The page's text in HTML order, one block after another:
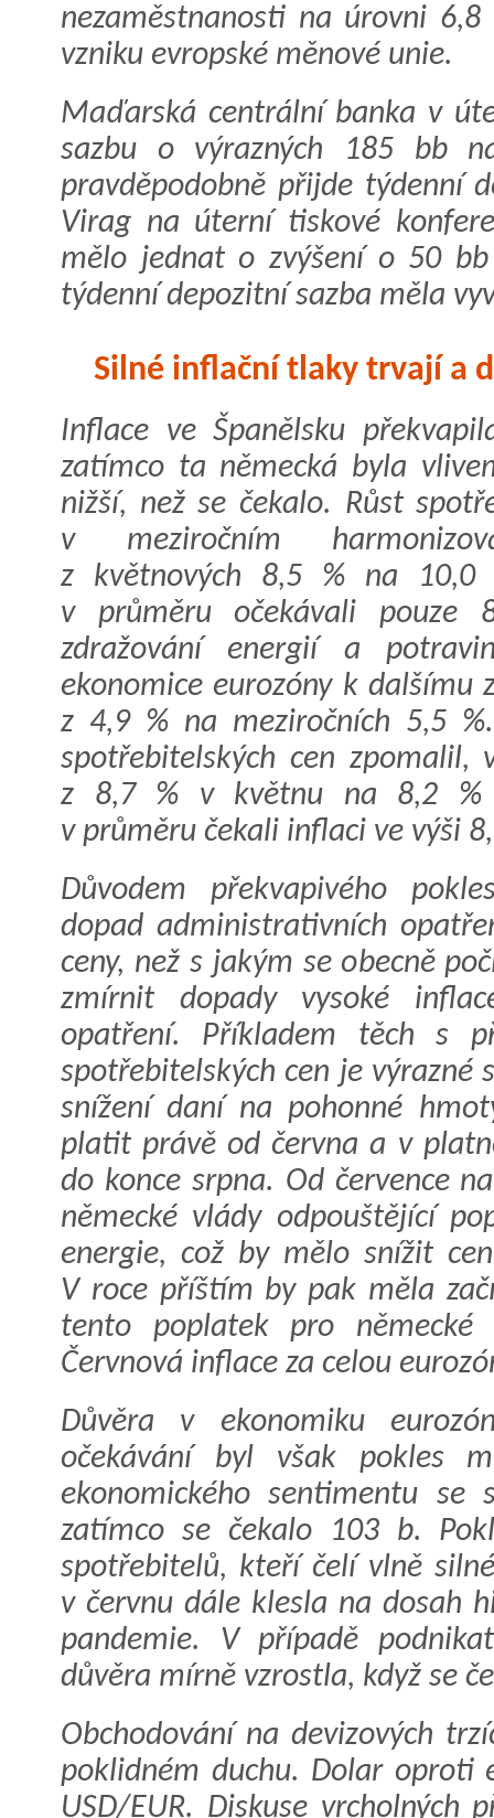
nezaměstnanosti na úrovni
vzniku evropské měnové unie.
Maďarská centrální banka v
sazbu o výrazných 185 bb
pravděpodobně přijde týdenní
Virag na úterní tiskové
mělo jednat o zvýšení o 50
týdenní depozitní sazba měla
Silné inflační tlaky trvají a
Inflace ve Španělsku
zatímco ta německá byla
nižší, než se čekalo. Růst
v meziročním
z květnových 8,5 % na 10,0
v průměru očekávali pouze
zdražování energií a
ekonomice eurozóny k dalšímu
z 4,9 % na meziročních 5,5
spotřebitelských cen zpomalil,
z 8,7 % v květnu na 8,2 %
v průměru čekali inflaci ve výši
Důvodem překvapivého
dopad administrativních
ceny, než s jakým se obecně
zmírnit dopady vysoké
opatření. Příkladem těch s
spotřebitelských cen je výrazné
snížení daní na pohonné
platit právě od června a v
do konce srpna. Od července
německé vlády odpouštějící
energie, což by mělo snížit
V roce příštím by pak měla
tento poplatek pro německé
Červnová inflace za celou
Důvěra v ekonomiku
očekávání byl však pokles
ekonomického sentimentu
zatímco se čekalo 103 b.
spotřebitelů, kteří čelí vlně
v červnu dále klesla na dosah
pandemie. V případě
důvěra mírně vzrostla, když se
Obchodování na devizových
poklidném duchu. Dolar oproti
USD/EUR. Diskuse vrcholných